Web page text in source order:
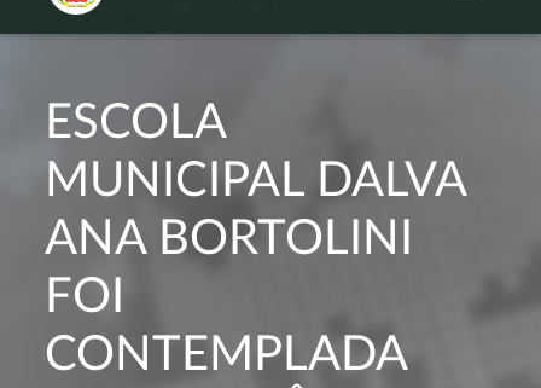
ESCOLA
MUNICIPAL DALVA
ANA BORTOLINI
FOI
CONTEMPLADA